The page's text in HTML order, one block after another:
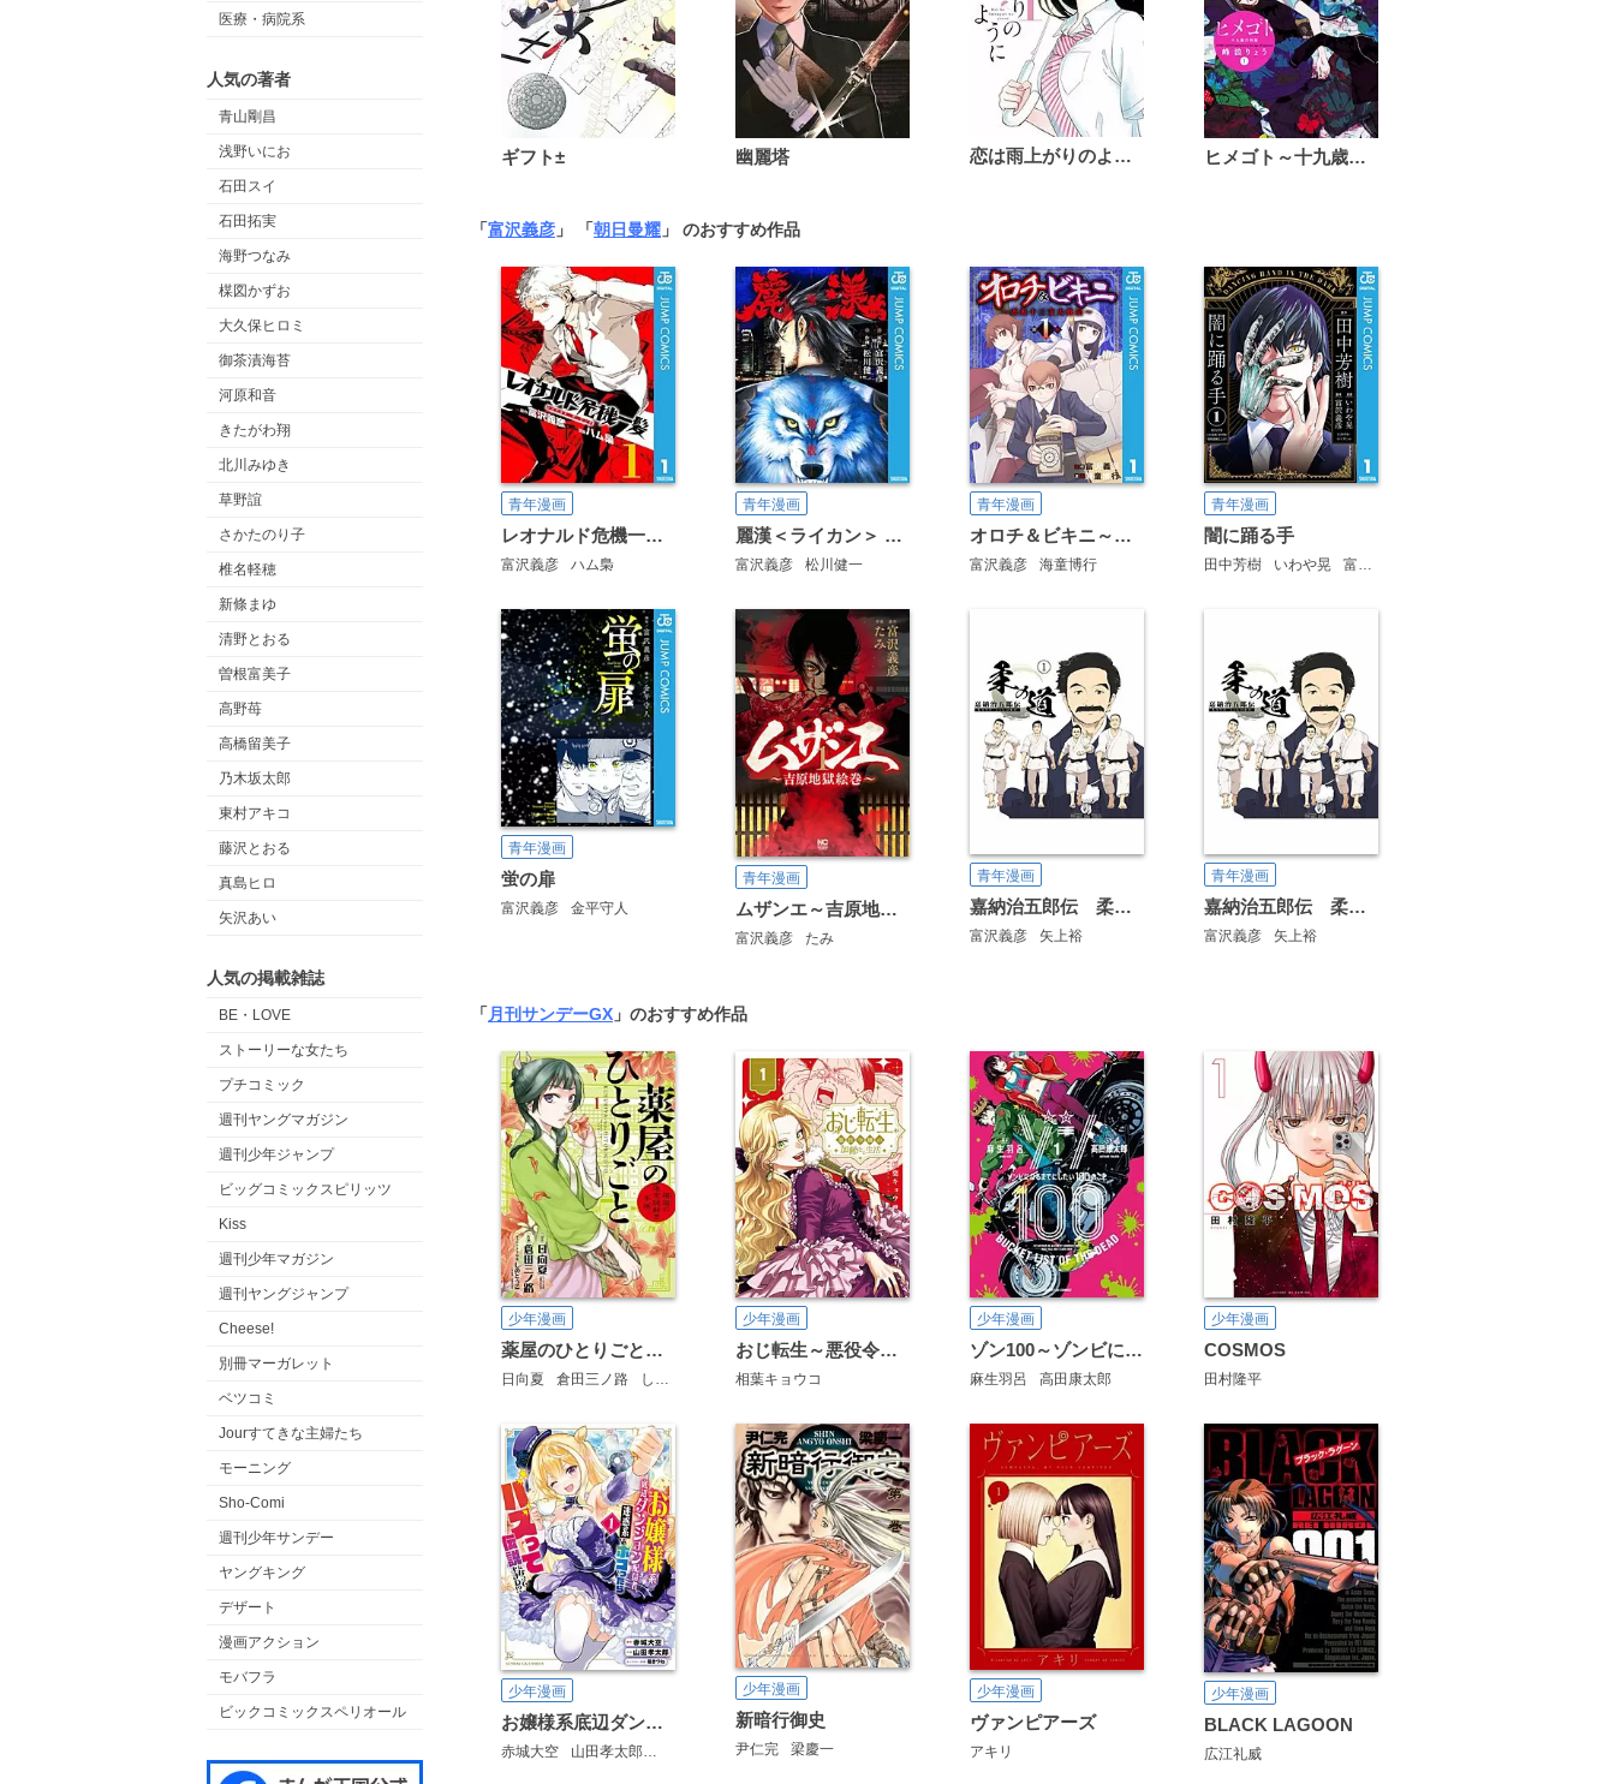
医療・病院系
人気の著者
青山剛昌
浅野いにお
石田スイ
石田拓実
海野つなみ
楳図かずお
大久保ヒロミ
御茶漬海苔
河原和音
きたがわ翔
北川みゆき
草野誼
さかたのり子
椎名軽穂
新條まゆ
清野とおる
曽根富美子
高野苺
高橋留美子
乃木坂太郎
東村アキコ
藤沢とおる
真島ヒロ
矢沢あい
人気の掲載雑誌
BE・LOVE
ストーリーな女たち
プチコミック
週刊ヤングマガジン
週刊少年ジャンプ
ビッグコミックスピリッツ
Kiss
週刊少年マガジン
週刊ヤングジャンプ
Cheese!
別冊マーガレット
ベツコミ
Jourすてきな主婦たち
モーニング
Sho-Comi
週刊少年サンデー
ヤングキング
デザート
漫画アクション
モバフラ
ビックコミックスペリオール
ギフト± 幽麗塔 恋は雨上がりのように ヒメゴト～十九歳の制服～
「富沢義彦 」 「朝日曼耀 」 のおすすめ作品
青年漫画
レオナルド危機一髪(・ザ・ピンチ)
富沢義彦 ハム梟
青年漫画
麗漢＜ライカン＞ ～獣人たちの挽歌～
富沢義彦 松川健一
青年漫画
オロチ＆ビキニ～表裏十二支大戦記～
富沢義彦 海童博行
青年漫画
闇に踊る手
田中芳樹 いわや晃 富沢義彦
青年漫画
蛍の扉
富沢義彦 金平守人
青年漫画
ムザンエ～吉原地獄絵巻～
富沢義彦 たみ
青年漫画
嘉納治五郎伝 柔の道
富沢義彦 矢上裕
青年漫画
嘉納治五郎伝 柔の道 合本版
富沢義彦 矢上裕
「 月刊サンデーGX 」のおすすめ作品
少年漫画
薬屋のひとりごと～猫猫の後宮謎解き手帳～
日向夏 倉田三ノ路 しのとうこ
少年漫画
おじ転生～悪役令嬢の加齢なる生活～
相葉キョウコ
少年漫画
ゾン100～ゾンビになるまでにしたい100のこと～
麻生羽呂 高田康太郎
少年漫画
COSMOS
田村隆平
少年漫画
お嬢様系底辺ダンジョン配信者、迷惑系をボコったらバズって伝説になってますわ！？
赤城大空 山田孝太郎 福きつね
少年漫画
新暗行御史
尹仁完 梁慶一
少年漫画
ヴァンピアーズ
アキリ
少年漫画
BLACK LAGOON
広江礼威